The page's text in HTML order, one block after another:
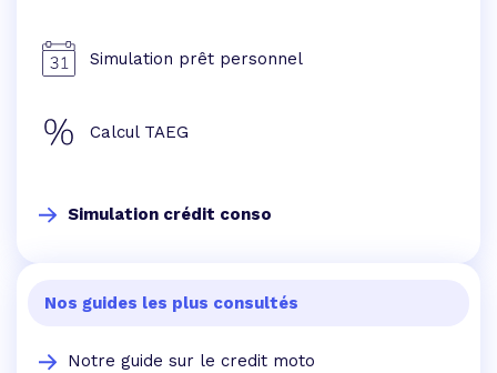
Simulation prêt personnel
Calcul TAEG
Simulation crédit conso
Nos guides les plus consultés
Notre guide sur le credit moto